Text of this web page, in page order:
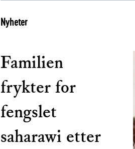
Nyheter
Familien
frykter for
fengslet
saharawi etter